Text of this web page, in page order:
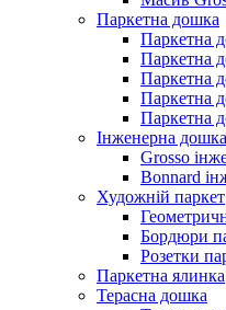
Паркетна дошка
Паркетна
Паркетна
Паркетна
Паркетна
Паркетна
Інженерна дошка
Grosso
Bonnard
Художній паркет
Бордюри
Розетки
Паркетна ялинка
Терасна дошка